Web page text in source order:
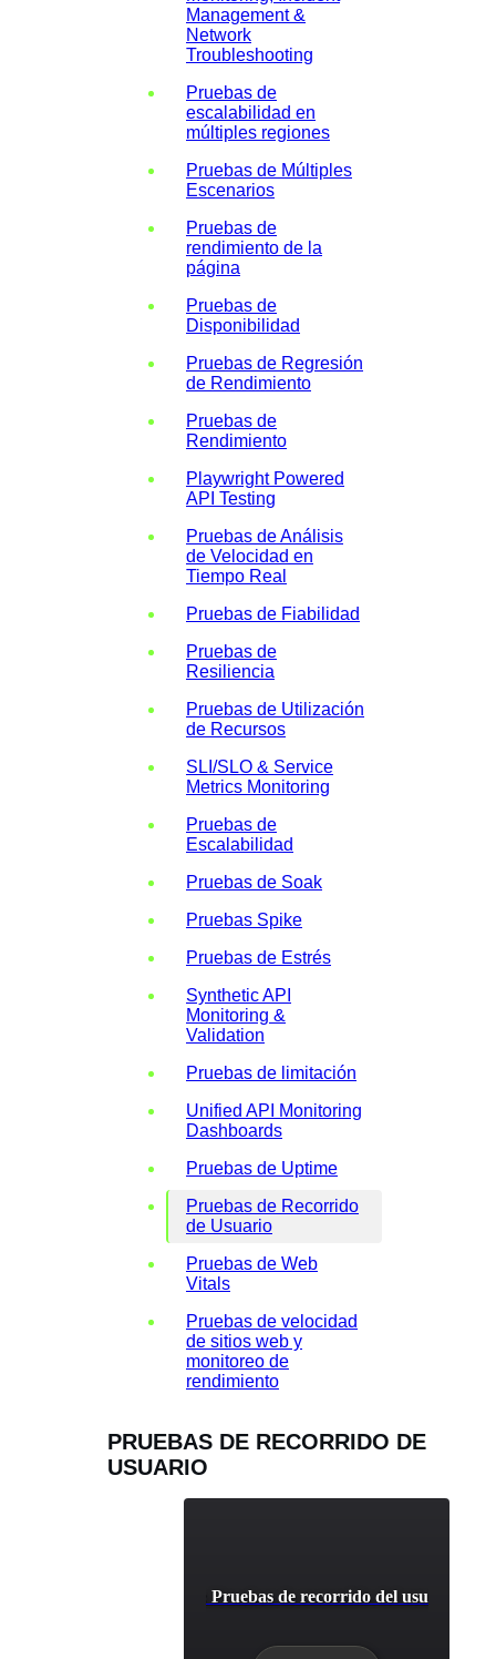
Management &
Network
Troubleshooting
Pruebas de
escalabilidad en
múltiples regiones
Pruebas de Múltiples
Escenarios
Pruebas de
rendimiento de la
página
Pruebas de
Disponibilidad
Pruebas de Regresión
de Rendimiento
Pruebas de
Rendimiento
Playwright Powered
API Testing
Pruebas de Análisis
de Velocidad en
Tiempo Real
Pruebas de Fiabilidad
Pruebas de
Resiliencia
Pruebas de Utilización
de Recursos
SLI/SLO & Service
Metrics Monitoring
Pruebas de
Escalabilidad
Pruebas de Soak
Pruebas Spike
Pruebas de Estrés
Synthetic API
Monitoring &
Validation
Pruebas de limitación
Unified API Monitoring
Dashboards
Pruebas de Uptime
Pruebas de Recorrido
de Usuario
Pruebas de Web
Vitals
Pruebas de velocidad
de sitios web y
monitoreo de
rendimiento
PRUEBAS DE RECORRIDO DE
USUARIO
en redes sociales: Pruebas de recorrido del usuario